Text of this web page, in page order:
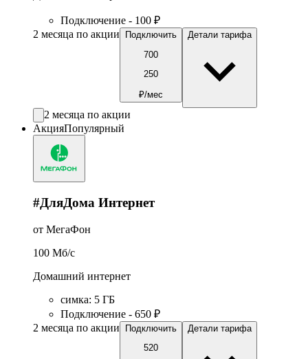
Подключение - 100 ₽
2 месяца по акции
Подключить
700
250
₽/мес
Детали тарифа
2 месяца по акции
АкцияПопулярный
#ДляДома Интернет
от МегаФон
100 Мб/c
Домашний интернет
симка: 5 ГБ
Подключение - 650 ₽
2 месяца по акции
Подключить
520
Детали тарифа